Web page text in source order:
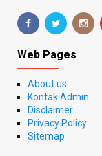
Web Pages
About us
Kontak Admin
Disclaimer
Privacy Policy
Sitemap